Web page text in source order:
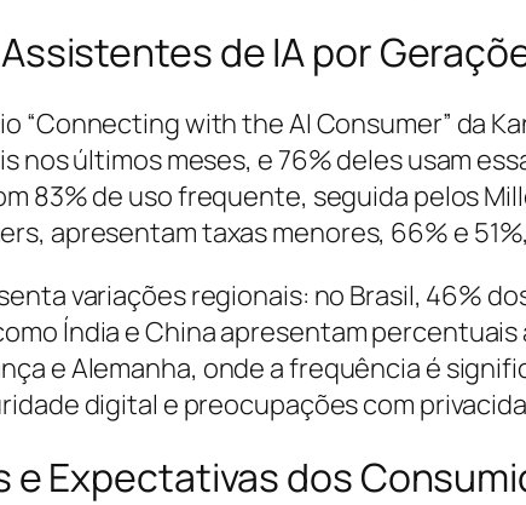
de IA por
“Connecting with the AI Consumer” da
nos últimos meses, e 76% deles usam
83% de uso frequente, seguida pelos
apresentam taxas menores, 66% e
variações regionais: no Brasil, 46%
Índia e China apresentam
e Alemanha, onde a frequência é
digital e preocupações com
e Expectativas dos